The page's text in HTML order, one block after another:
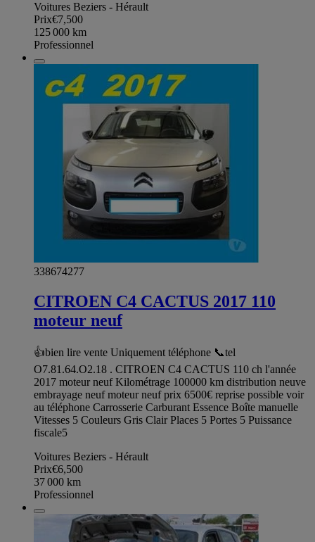
Voitures Beziers - Hérault
Prix€7,500
125 000 km
Professionnel
338674277
CITROEN C4 CACTUS 2017 110
moteur neuf
👍bien lire vente Uniquement téléphone 📞tel
O7.81.64.O2.18 . CITROEN C4 CACTUS 110 ch l'année
2017 moteur neuf Kilométrage 100000 km distribution neuve
embrayage neuf moteur neuf prix 6500€ reprise possible voir
au téléphone Carrosserie Carburant Essence Boîte manuelle
Vitesses 5 Couleurs Gris Clair Places 5 Portes 5 Puissance
fiscale5
Voitures Beziers - Hérault
Prix€6,500
37 000 km
Professionnel